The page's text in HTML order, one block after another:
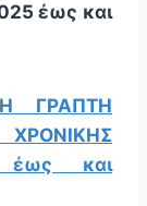
έως και
ΓΡΑΠΤΗ
έως και